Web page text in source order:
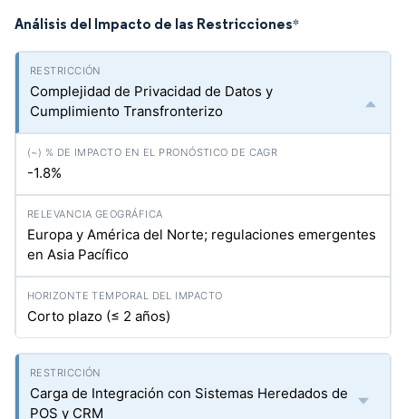
Análisis del Impacto de las Restricciones*
Complejidad de Privacidad de Datos y
Cumplimiento Transfronterizo
-1.8%
Europa y América del Norte; regulaciones emergentes
en Asia Pacífico
Corto plazo (≤ 2 años)
Carga de Integración con Sistemas Heredados de
POS y CRM